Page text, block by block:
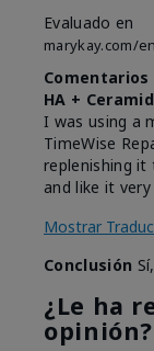
Evaluado en
marykay.com/
HA +
I was using a
TimeWise
replenishing
and like it very
Mostrar
Conclusión
¿Le ha
opinión?